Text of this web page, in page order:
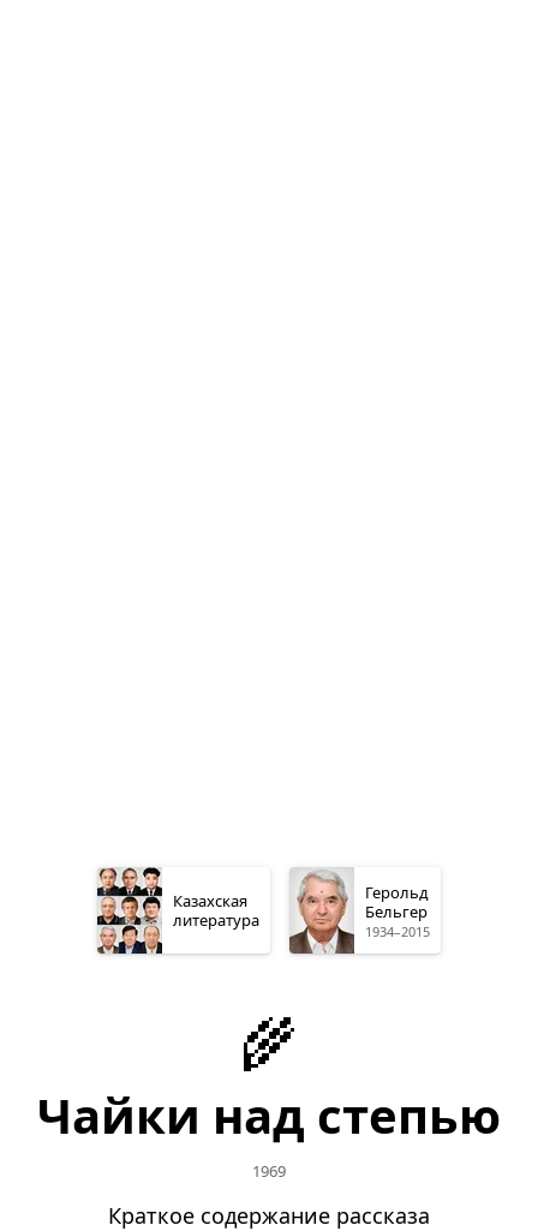
Казахская
литература
Герольд
Бельгер
1934–2015
🌾
Чайки над степью
1969
Краткое содержание рассказа